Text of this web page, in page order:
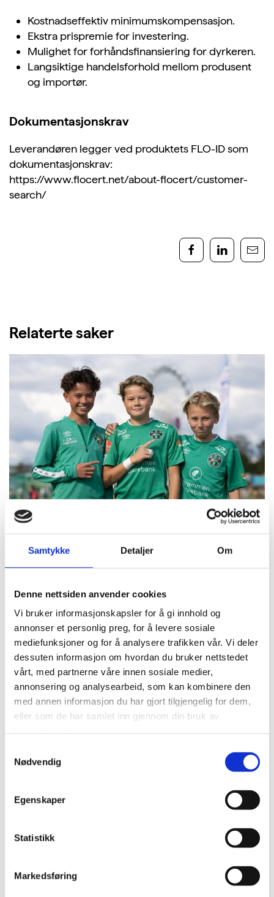
Samtykke Detaljer Om
Denne nettsiden anvender cookies
Vi bruker informasjonskapsler for å gi innhold og
annonser et personlig preg, for å levere sosiale
mediefunksjoner og for å analysere trafikken vår. Vi deler
dessuten informasjon om hvordan du bruker nettstedet
vårt, med partnerne våre innen sosiale medier,
annonsering og analysearbeid, som kan kombinere den
med annen informasjon du har gjort tilgjengelig for dem,
eller som de har samlet inn gjennom din bruk av
Nødvendig
Egenskaper
Statistikk
Markedsføring
Kostnadseffektiv minimumskompensasjon.
Ekstra prispremie for investering.
Mulighet for forhåndsfinansiering for dyrkeren.
Langsiktige handelsforhold mellom produsent
og importør.
Dokumentasjonskrav
Leverandøren legger ved produktets FLO-ID som
dokumentasjonskrav:
https://www.flocert.net/about-flocert/customer-
search/
Relaterte saker
Norway Cup satt bærekraftsarbeidet i system:
LES MER